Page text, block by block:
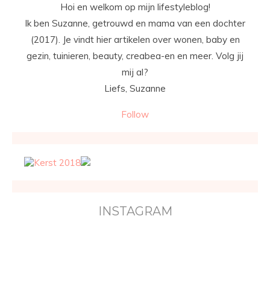
Hoi en welkom op mijn lifestyleblog!
Ik ben Suzanne, getrouwd en mama van een dochter
(2017). Je vindt hier artikelen over wonen, baby en
gezin, tuinieren, beauty, creabea-en en meer. Volg jij
mij al?
Liefs, Suzanne
Follow
INSTAGRAM